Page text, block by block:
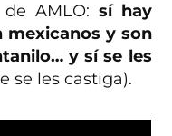
AMLO: sí hay
mexicanos y son
y sí se les
se les castiga).